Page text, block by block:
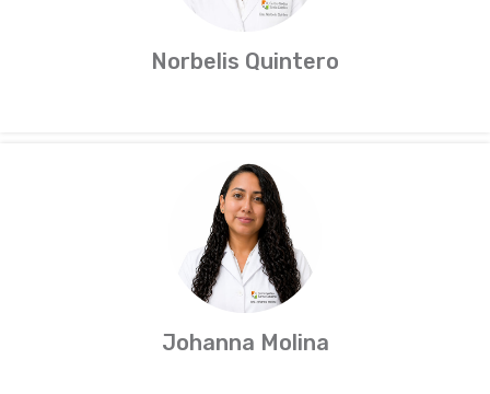
Norbelis Quintero
Johanna Molina